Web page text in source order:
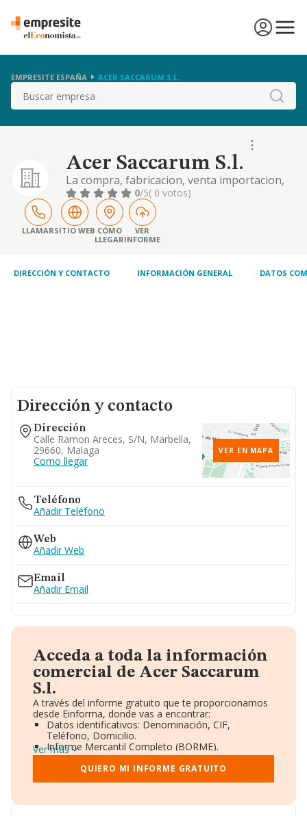
EMPRESITE ESPAÑA ACER SACCARUM S.L.
Buscar
Acer Saccarum S.l.
La compra, fabricacion, venta importacion,
exportacion de telas, sedas, algodon y
articulos y objetos de regalo y decoracion.
0/5( 0 votos)
LLAMARSITIO WEB CÓMO
LLEGAR
VER
INFORME
DIRECCIÓN Y CONTACTO INFORMACIÓN GENERAL DATOS
Dirección y contacto
Dirección
Calle Ramon Areces, S/n, Marbella,
29660, Malaga
Como llegar
VER EN MAPA
Teléfono
Añadir Teléfono
Web
Añadir Web
Email
Añadir Email
Acceda a toda la información
comercial de Acer Saccarum
S.l.
A través del informe gratuito que te proporcionamos
desde Einforma, donde vas a encontrar:
Datos identificativos: Denominación, CIF,
Teléfono, Domicilio.
Informe Mercantil Completo (BORME).
Gráficos de Evolución Ventas y Empleados.
Consejo de Administración y Administradores.
Directivos y Ejecutivos.
Ver más
QUIERO MI INFORME GRATUITO